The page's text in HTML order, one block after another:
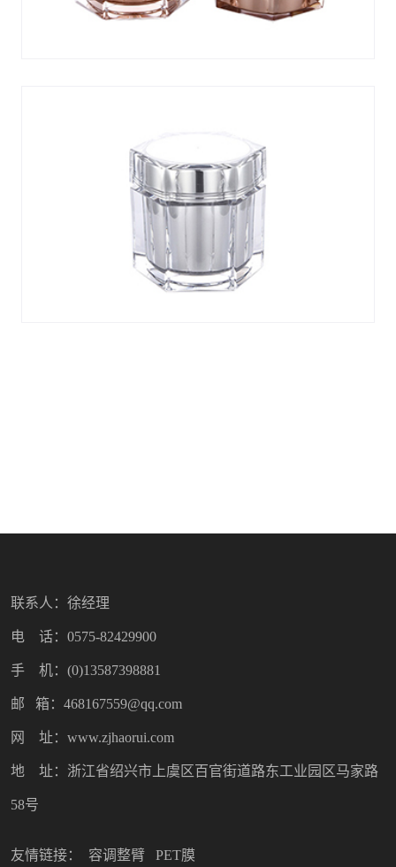
联系人：徐经理
电 话：0575-82429900
手 机：(0)13587398881
邮 箱：468167559@qq.com
网 址：www.zjhaorui.com
地 址：浙江省绍兴市上虞区百官街道路东工业园区马家路
58号
友情链接： 容调整臂 PET膜